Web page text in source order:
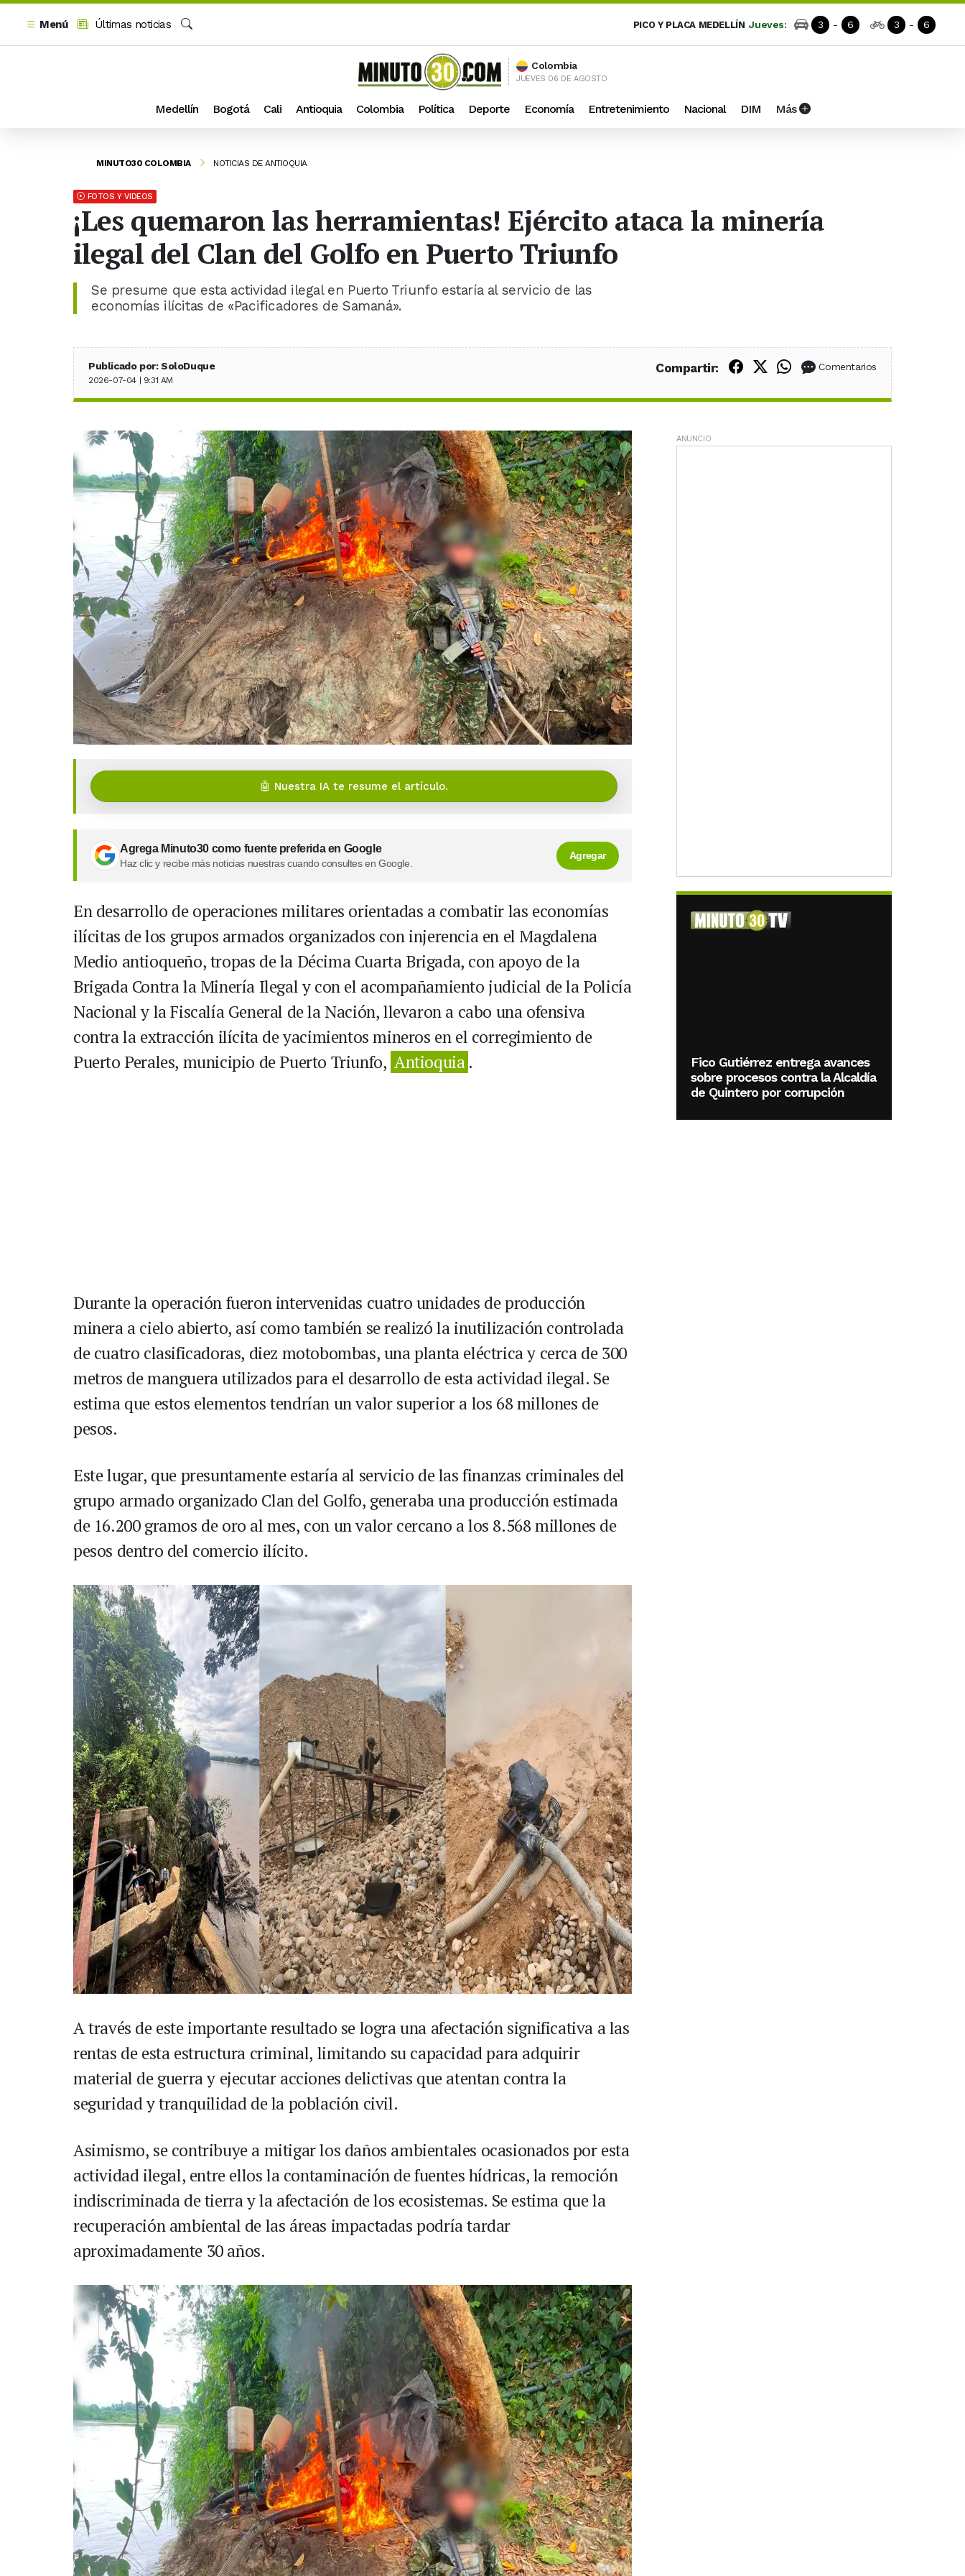
Menú
Últimas noticias
PICO Y PLACA MEDELLÍN Jueves: 3 - 6 3 - 6
Colombia
JUEVES 06 DE AGOSTO
Medellín Bogotá Cali Antioquia Colombia Política Deporte Economía Entretenimiento Nacional DIM Más
MINUTO30 COLOMBIA NOTICIAS DE ANTIOQUIA
FOTOS Y VIDEOS
¡Les quemaron las herramientas! Ejército ataca la minería
ilegal del Clan del Golfo en Puerto Triunfo
Se presume que esta actividad ilegal en Puerto Triunfo estaría al servicio de las
economías ilícitas de «Pacificadores de Samaná».
Publicado por: SoloDuque
2026-07-04 | 9:31 AM
Compartir: Compartir en Facebook
Compartir en X (Twitter)
Compartir en WhatsApp
Comentarios
🤖 Nuestra IA te resume el artículo.
Agrega Minuto30 como fuente preferida en Google
Haz clic y recibe más noticias nuestras cuando consultes en Google.
Agregar
En desarrollo de operaciones militares orientadas a combatir las economías
ilícitas de los grupos armados organizados con injerencia en el Magdalena
Medio antioqueño, tropas de la Décima Cuarta Brigada, con apoyo de la
Brigada Contra la Minería Ilegal y con el acompañamiento judicial de la Policía
Nacional y la Fiscalía General de la Nación, llevaron a cabo una ofensiva
contra la extracción ilícita de yacimientos mineros en el corregimiento de
Puerto Perales, municipio de Puerto Triunfo, Antioquia .
Durante la operación fueron intervenidas cuatro unidades de producción
minera a cielo abierto, así como también se realizó la inutilización controlada
de cuatro clasificadoras, diez motobombas, una planta eléctrica y cerca de 300
metros de manguera utilizados para el desarrollo de esta actividad ilegal. Se
estima que estos elementos tendrían un valor superior a los 68 millones de
pesos.
Este lugar, que presuntamente estaría al servicio de las finanzas criminales del
grupo armado organizado Clan del Golfo, generaba una producción estimada
de 16.200 gramos de oro al mes, con un valor cercano a los 8.568 millones de
pesos dentro del comercio ilícito.
A través de este importante resultado se logra una afectación significativa a las
rentas de esta estructura criminal, limitando su capacidad para adquirir
material de guerra y ejecutar acciones delictivas que atentan contra la
seguridad y tranquilidad de la población civil.
Asimismo, se contribuye a mitigar los daños ambientales ocasionados por esta
actividad ilegal, entre ellos la contaminación de fuentes hídricas, la remoción
indiscriminada de tierra y la afectación de los ecosistemas. Se estima que la
recuperación ambiental de las áreas impactadas podría tardar
aproximadamente 30 años.
ANUNCIO
Fico Gutiérrez entrega avances
sobre procesos contra la Alcaldía
de Quintero por corrupción